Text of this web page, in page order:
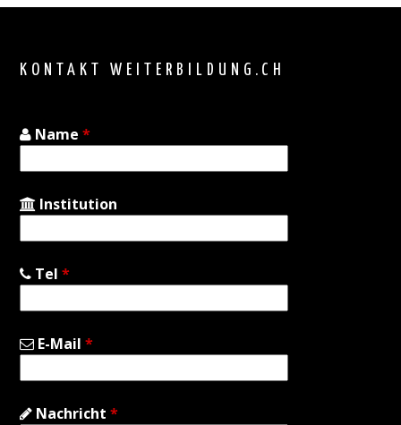
top
KONTAKT WEITERBILDUNG.CH
Name*
Institution
Tel*
E-Mail*
Nachricht*